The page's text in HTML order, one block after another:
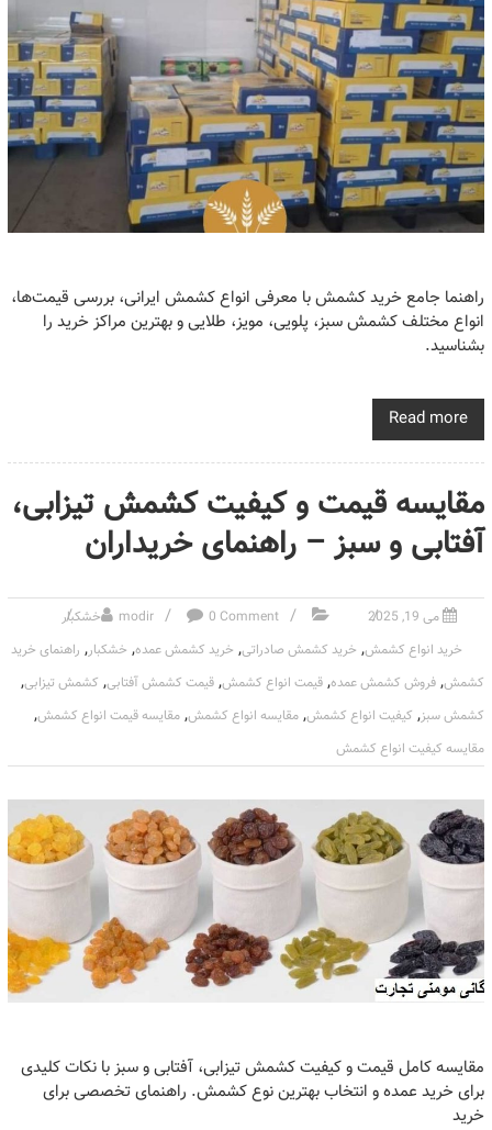
راهنما جامع خرید کشمش با معرفی انواع کشمش ایرانی، بررسی قیمت‌ها،
انواع مختلف کشمش سبز، پلویی، مویز، طلایی و بهترین مراکز خرید را
بشناسید.
Read more
مقایسه قیمت و کیفیت کشمش تیزابی،
آفتابی و سبز – راهنمای خریداران
می 19, 2025 modir 0 Comment
خشکبار
خرید انواع کشمش, خرید کشمش صادراتی, خرید کشمش عمده, خشکبار, راهنمای خرید
کشمش, فروش کشمش عمده, قیمت انواع کشمش, قیمت کشمش آفتابی, کشمش تیزابی,
کشمش سبز, کیفیت انواع کشمش, مقایسه انواع کشمش, مقایسه قیمت انواع کشمش,
مقایسه کیفیت انواع کشمش
مقایسه کامل قیمت و کیفیت کشمش تیزابی، آفتابی و سبز با نکات کلیدی
برای خرید عمده و انتخاب بهترین نوع کشمش. راهنمای تخصصی برای
خرید